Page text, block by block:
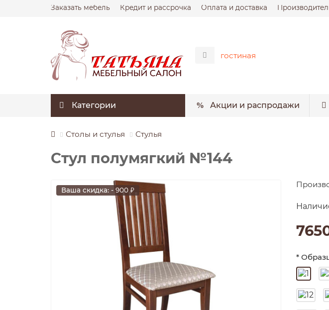
Заказать мебель Кредит и рассрочка Оплата и доставка
Категории Акции и распродажи
Столы и стулья Стулья
Стул полумягкий №144
Ваша скидка: - 900 ₽
*